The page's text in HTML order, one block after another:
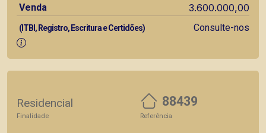
Venda 3.600.000,00
(ITBI, Registro, Escritura e Certidões) Consulte-nos
Residencial
Finalidade
88439
Referência